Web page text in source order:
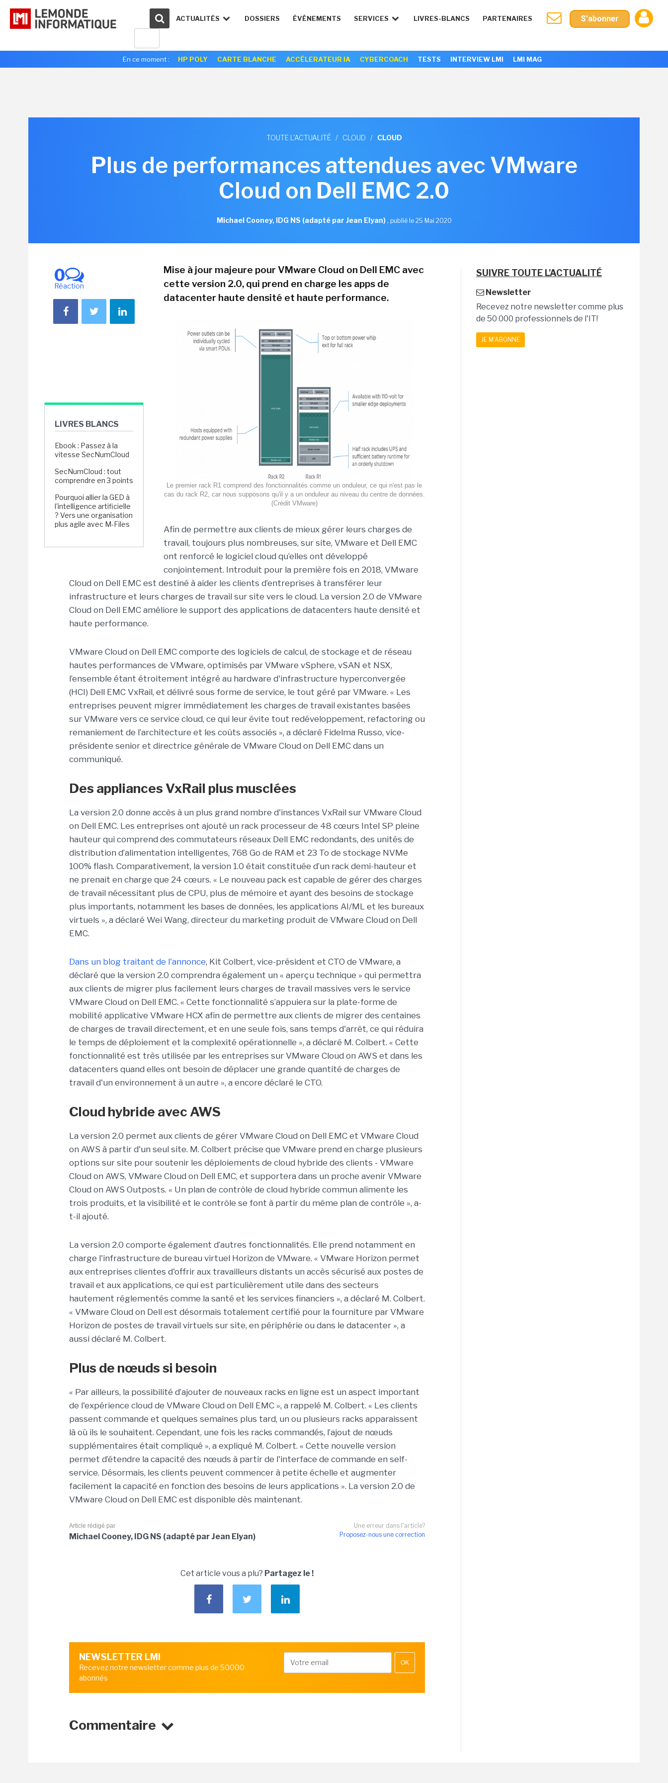
ACTUALITÉS DOSSIERS ÉVÉNEMENTS SERVICES LIVRES-BLANCS PARTENAIRES S'abonner
En ce moment : HP POLY CARTE BLANCHE ACCÉLERATEUR IA CYBERCOACH TESTS INTERVIEW LMI LMI MAG
TOUTE L'ACTUALITÉ / CLOUD / CLOUD
Plus de performances attendues avec VMware
Cloud on Dell EMC 2.0
Michael Cooney, IDG NS (adapté par Jean Elyan), publié le 25 Mai 2020
0
Réaction
LIVRES BLANCS
Ebook : Passez à la
vitesse SecNumCloud
SecNumCloud : tout
comprendre en 3 points
Pourquoi allier la GED à
l'intelligence artificielle
? Vers une organisation
plus agile avec M-Files
Mise à jour majeure pour VMware Cloud on Dell EMC avec
cette version 2.0, qui prend en charge les apps de
datacenter haute densité et haute performance.
Le premier rack R1 comprend des fonctionnalités comme un onduleur, ce qui n'est pas le
cas du rack R2, car nous supposons qu'il y a un onduleur au niveau du centre de données.
(Crédit VMware)
Afin de permettre aux clients de mieux gérer leurs charges de
travail, toujours plus nombreuses, sur site, VMware et Dell EMC
ont renforcé le logiciel cloud qu’elles ont développé
conjointement. Introduit pour la première fois en 2018, VMware
Cloud on Dell EMC est destiné à aider les clients d’entreprises à transférer leur
infrastructure et leurs charges de travail sur site vers le cloud. La version 2.0 de VMware
Cloud on Dell EMC améliore le support des applications de datacenters haute densité et
haute performance.
VMware Cloud on Dell EMC comporte des logiciels de calcul, de stockage et de réseau
hautes performances de VMware, optimisés par VMware vSphere, vSAN et NSX,
l’ensemble étant étroitement intégré au hardware d'infrastructure hyperconvergée
(HCI) Dell EMC VxRail, et délivré sous forme de service, le tout géré par VMware. « Les
entreprises peuvent migrer immédiatement les charges de travail existantes basées
sur VMware vers ce service cloud, ce qui leur évite tout redéveloppement, refactoring ou
remaniement de l’architecture et les coûts associés », a déclaré Fidelma Russo, vice-
présidente senior et directrice générale de VMware Cloud on Dell EMC dans un
communiqué.
Des appliances VxRail plus musclées
La version 2.0 donne accès à un plus grand nombre d'instances VxRail sur VMware Cloud
on Dell EMC. Les entreprises ont ajouté un rack processeur de 48 cœurs Intel SP pleine
hauteur qui comprend des commutateurs réseaux Dell EMC redondants, des unités de
distribution d’alimentation intelligentes, 768 Go de RAM et 23 To de stockage NVMe
100% flash. Comparativement, la version 1.0 était constituée d’un rack demi-hauteur et
ne prenait en charge que 24 cœurs. « Le nouveau pack est capable de gérer des charges
de travail nécessitant plus de CPU, plus de mémoire et ayant des besoins de stockage
plus importants, notamment les bases de données, les applications AI/ML et les bureaux
virtuels », a déclaré Wei Wang, directeur du marketing produit de VMware Cloud on Dell
EMC.
Dans un blog traitant de l'annonce, Kit Colbert, vice-président et CTO de VMware, a
déclaré que la version 2.0 comprendra également un « aperçu technique » qui permettra
aux clients de migrer plus facilement leurs charges de travail massives vers le service
VMware Cloud on Dell EMC. « Cette fonctionnalité s’appuiera sur la plate-forme de
mobilité applicative VMware HCX afin de permettre aux clients de migrer des centaines
de charges de travail directement, et en une seule fois, sans temps d'arrêt, ce qui réduira
le temps de déploiement et la complexité opérationnelle », a déclaré M. Colbert. « Cette
fonctionnalité est très utilisée par les entreprises sur VMware Cloud on AWS et dans les
datacenters quand elles ont besoin de déplacer une grande quantité de charges de
travail d'un environnement à un autre », a encore déclaré le CTO.
Cloud hybride avec AWS
La version 2.0 permet aux clients de gérer VMware Cloud on Dell EMC et VMware Cloud
on AWS à partir d'un seul site. M. Colbert précise que VMware prend en charge plusieurs
options sur site pour soutenir les déploiements de cloud hybride des clients - VMware
Cloud on AWS, VMware Cloud on Dell EMC, et supportera dans un proche avenir VMware
Cloud on AWS Outposts. « Un plan de contrôle de cloud hybride commun alimente les
trois produits, et la visibilité et le contrôle se font à partir du même plan de contrôle », a-
t-il ajouté.
La version 2.0 comporte également d’autres fonctionnalités. Elle prend notamment en
charge l'infrastructure de bureau virtuel Horizon de VMware. « VMware Horizon permet
aux entreprises clientes d'offrir aux travailleurs distants un accès sécurisé aux postes de
travail et aux applications, ce qui est particulièrement utile dans des secteurs
hautement réglementés comme la santé et les services financiers », a déclaré M. Colbert.
« VMware Cloud on Dell est désormais totalement certifié pour la fourniture par VMware
Horizon de postes de travail virtuels sur site, en périphérie ou dans le datacenter », a
aussi déclaré M. Colbert.
Plus de nœuds si besoin
« Par ailleurs, la possibilité d’ajouter de nouveaux racks en ligne est un aspect important
de l'expérience cloud de VMware Cloud on Dell EMC », a rappelé M. Colbert. « Les clients
passent commande et quelques semaines plus tard, un ou plusieurs racks apparaissent
là où ils le souhaitent. Cependant, une fois les racks commandés, l’ajout de nœuds
supplémentaires était compliqué », a expliqué M. Colbert. « Cette nouvelle version
permet d’étendre la capacité des nœuds à partir de l'interface de commande en self-
service. Désormais, les clients peuvent commencer à petite échelle et augmenter
facilement la capacité en fonction des besoins de leurs applications ». La version 2.0 de
VMware Cloud on Dell EMC est disponible dès maintenant.
Une erreur dans l'article?
Proposez-nous une correction
Article rédigé par
Michael Cooney, IDG NS (adapté par Jean Elyan)
Cet article vous a plu? Partagez le !
NEWSLETTER LMI
Recevez notre newsletter comme plus de 50000
abonnés
OK
Commentaire
SUIVRE TOUTE L'ACTUALITÉ
Newsletter
Recevez notre newsletter comme plus
de 50 000 professionnels de l'IT!
JE M'ABONNE